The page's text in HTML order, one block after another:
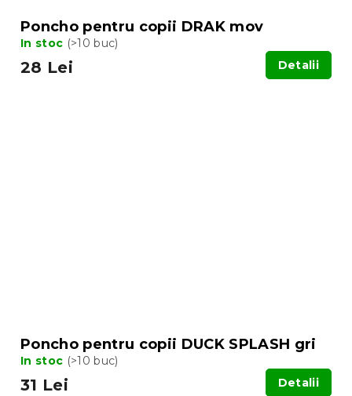
Poncho pentru copii DRAK mov
In stoc (>10 buc)
28 Lei Detalii
Poncho pentru copii DUCK SPLASH gri
In stoc (>10 buc)
31 Lei Detalii